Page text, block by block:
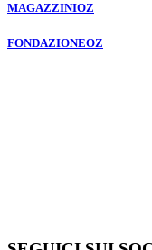
MAGAZZINIOZ
FONDAZIONEOZ